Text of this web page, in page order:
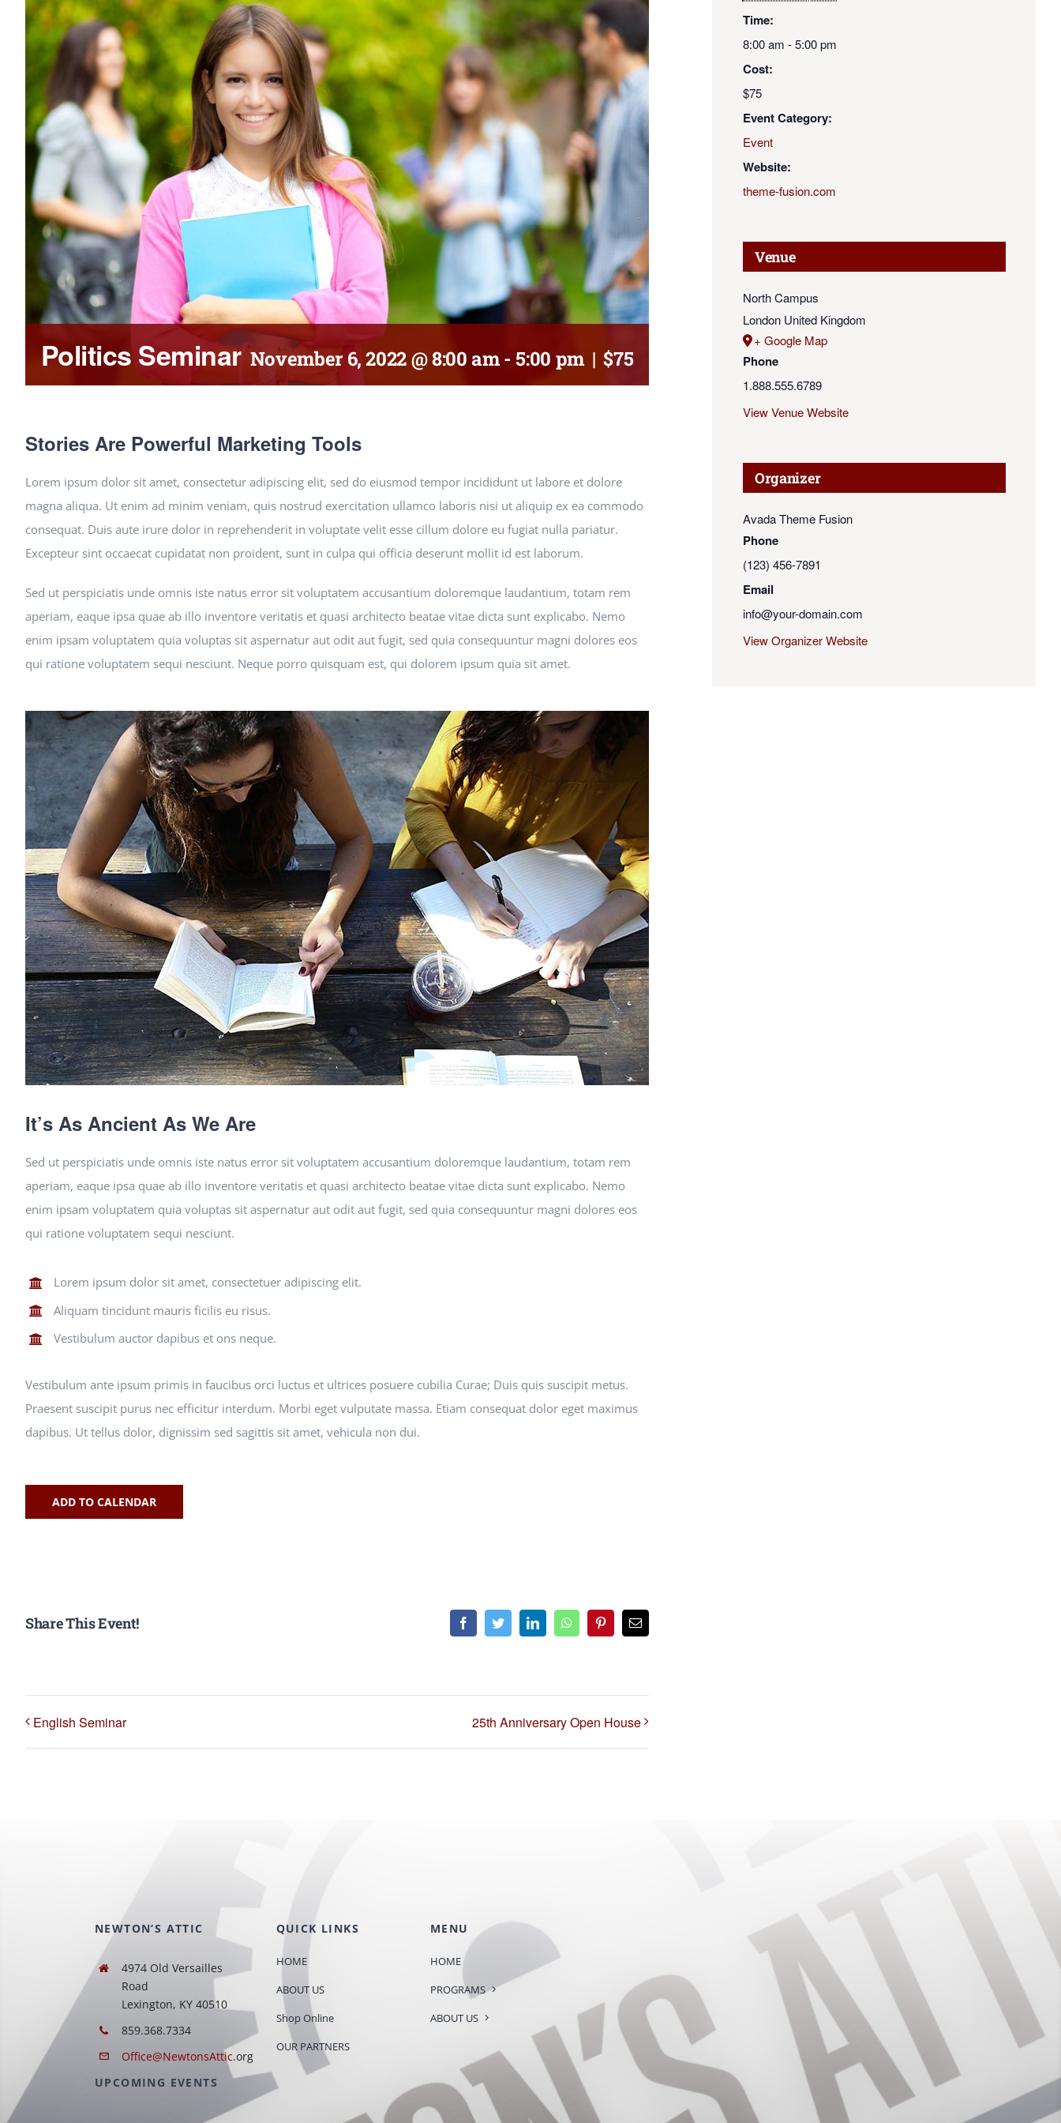
Politics Seminar November 6, 2022 @ 8:00 am-5:00 pm | $75
Stories Are Powerful Marketing Tools
Lorem ipsum dolor sit amet, consectetur adipiscing elit, sed do eiusmod tempor incididunt ut labore et dolore
magna aliqua. Ut enim ad minim veniam, quis nostrud exercitation ullamco laboris nisi ut aliquip ex ea commodo
consequat. Duis aute irure dolor in reprehenderit in voluptate velit esse cillum dolore eu fugiat nulla pariatur.
Excepteur sint occaecat cupidatat non proident, sunt in culpa qui officia deserunt mollit id est laborum.
Sed ut perspiciatis unde omnis iste natus error sit voluptatem accusantium doloremque laudantium, totam rem
aperiam, eaque ipsa quae ab illo inventore veritatis et quasi architecto beatae vitae dicta sunt explicabo. Nemo
enim ipsam voluptatem quia voluptas sit aspernatur aut odit aut fugit, sed quia consequuntur magni dolores eos
qui ratione voluptatem sequi nesciunt. Neque porro quisquam est, qui dolorem ipsum quia sit amet.
It’s As Ancient As We Are
Sed ut perspiciatis unde omnis iste natus error sit voluptatem accusantium doloremque laudantium, totam rem
aperiam, eaque ipsa quae ab illo inventore veritatis et quasi architecto beatae vitae dicta sunt explicabo. Nemo
enim ipsam voluptatem quia voluptas sit aspernatur aut odit aut fugit, sed quia consequuntur magni dolores eos
qui ratione voluptatem sequi nesciunt.
Lorem ipsum dolor sit amet, consectetuer adipiscing elit.
Aliquam tincidunt mauris ficilis eu risus.
Vestibulum auctor dapibus et ons neque.
Vestibulum ante ipsum primis in faucibus orci luctus et ultrices posuere cubilia Curae; Duis quis suscipit metus.
Praesent suscipit purus nec efficitur interdum. Morbi eget vulputate massa. Etiam consequat dolor eget maximus
dapibus. Ut tellus dolor, dignissim sed sagittis sit amet, vehicula non dui.
ADD TO CALENDAR
Share This Event! FacebookTwitterLinkedInWhatsAppPinterestEmail
English Seminar 25th Anniversary Open House
Time:
8:00 am - 5:00 pm
Cost:
$75
Event Category:
Event
Website:
theme-fusion.com
Venue
North Campus
London United Kingdom
+ Google Map
Phone
1.888.555.6789
View Venue Website
Organizer
Avada Theme Fusion
Phone
(123) 456-7891
Email
info@your-domain.com
View Organizer Website
NEWTON’S ATTIC
4974 Old Versailles
Road
Lexington, KY 40510
859.368.7334
Office@NewtonsAttic.org
QUICK LINKS
HOME
ABOUT US
Shop Online
OUR PARTNERS
MENU
HOME
PROGRAMS
ABOUT US
UPCOMING EVENTS